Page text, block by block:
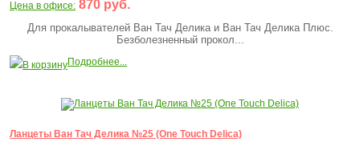
Цена в офисе: 870 руб.
Для прокалывателей Ван Тач Делика и Ван Тач Делика Плюс.
Безболезненный прокол...
В корзинуПодробнее...
Ланцеты Ван Тач Делика №25 (One Touch Delica)